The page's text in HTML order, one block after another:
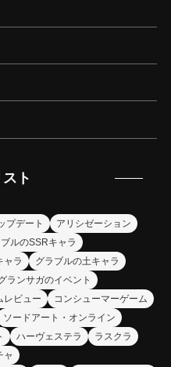
ト
プデート
アリシゼーション
ルのSSRキャラ
ャラ
グラブルの土キャラ
ランサガのイベント
レビュー
コンシューマーゲーム
ソードアート・オンライン
ハーヴェステラ
ラスクラ
ャ